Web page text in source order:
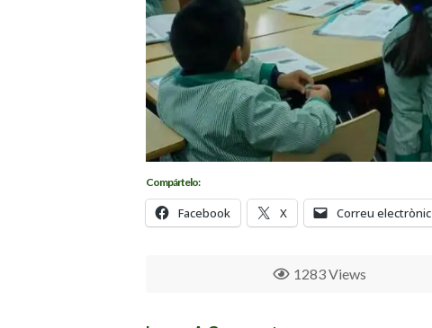
Compártelo:
Facebook X Correu electrònic
1283 Views